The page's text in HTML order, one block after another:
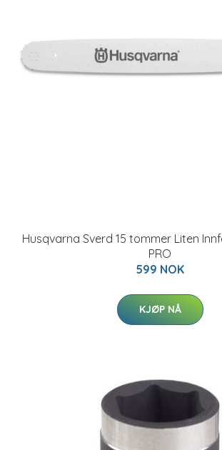
Husqvarna Sverd 15 tommer Liten
PRO
599 NOK
KJØP NÅ